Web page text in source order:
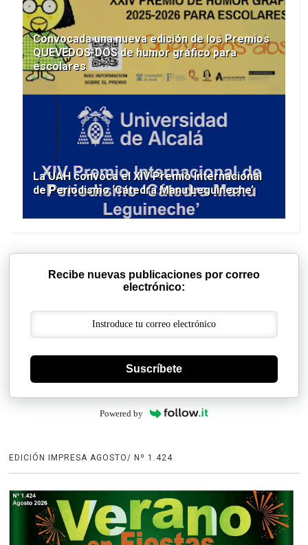
Convocada una nueva edición de los Premios
QUEVEDOS-DOS de humor gráfico para
escolares
La UAH convoca el XIV Premio Internacional
de Periodismo ‘Cátedra Manu Leguineche’
Recibe nuevas publicaciones por correo
electrónico:
Suscríbete
Powered by
EDICIÓN IMPRESA AGOSTO/ Nº 1.424